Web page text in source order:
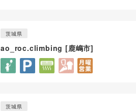
茨城県
ao_roc.climbing [鹿嶋市]
茨城県